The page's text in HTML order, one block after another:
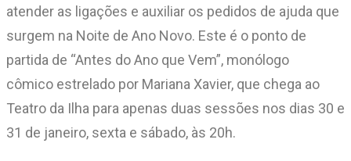
atender as ligações e auxiliar os pedidos de ajuda que
surgem na Noite de Ano Novo. Este é o ponto de
partida de “Antes do Ano que Vem”, monólogo
cômico estrelado por Mariana Xavier, que chega ao
Teatro da Ilha para apenas duas sessões nos dias 30 e
31 de janeiro, sexta e sábado, às 20h.